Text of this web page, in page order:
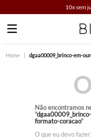
10x sem
Faça sua busca
dgaa00009_brinco-em-
Não encontramos
"
formato-coracao"
O que eu devo